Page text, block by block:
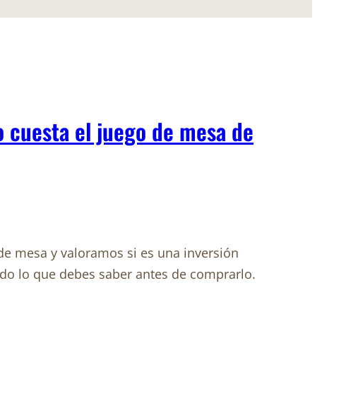
el juego de mesa de
mesa y valoramos si es una inversión
lo que debes saber antes de comprarlo.